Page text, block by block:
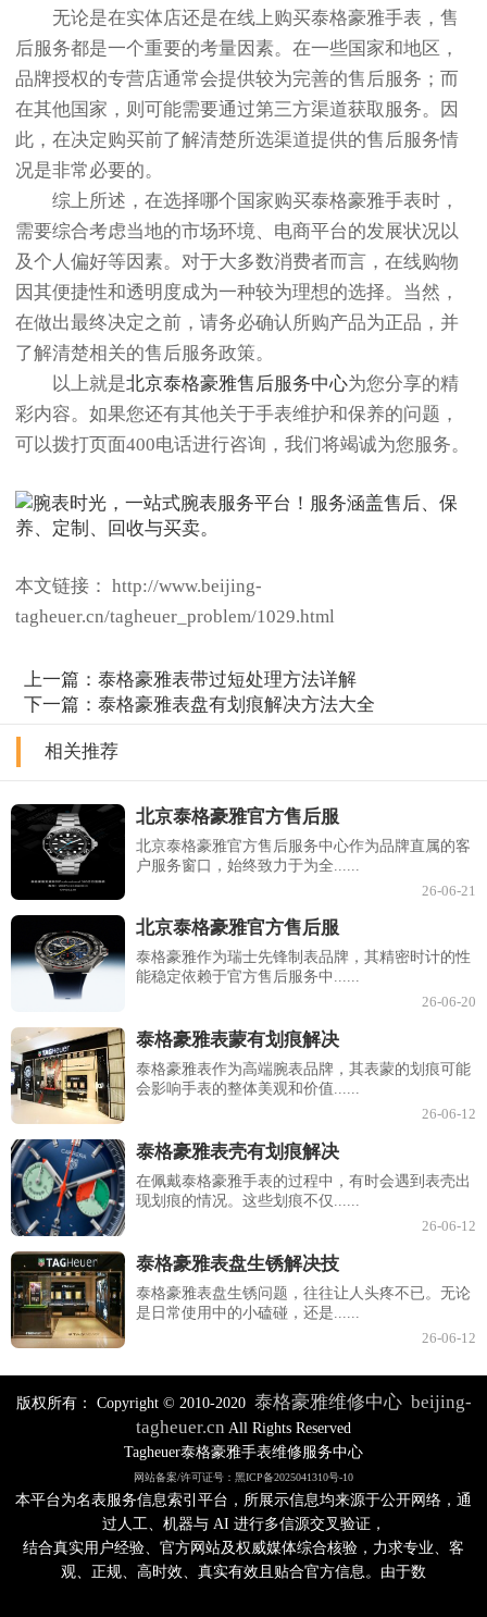
无论是在实体店还是在线上购买泰格豪雅手表，售
后服务都是一个重要的考量因素。在一些国家和地区，
品牌授权的专营店通常会提供较为完善的售后服务；而
在其他国家，则可能需要通过第三方渠道获取服务。因
此，在决定购买前了解清楚所选渠道提供的售后服务情
况是非常必要的。
综上所述，在选择哪个国家购买泰格豪雅手表时，
需要综合考虑当地的市场环境、电商平台的发展状况以
及个人偏好等因素。对于大多数消费者而言，在线购物
因其便捷性和透明度成为一种较为理想的选择。当然，
在做出最终决定之前，请务必确认所购产品为正品，并
了解清楚相关的售后服务政策。
以上就是北京泰格豪雅售后服务中心为您分享的精
彩内容。如果您还有其他关于手表维护和保养的问题，
可以拨打页面400电话进行咨询，我们将竭诚为您服务。
本文链接： http://www.beijing-
tagheuer.cn/tagheuer_problem/1029.html
上一篇：泰格豪雅表带过短处理方法详解
下一篇：泰格豪雅表盘有划痕解决方法大全
相关推荐
北京泰格豪雅官方售后服
北京泰格豪雅官方售后服务中心作为品牌直属的客
户服务窗口，始终致力于为全......
26-06-21
北京泰格豪雅官方售后服
泰格豪雅作为瑞士先锋制表品牌，其精密时计的性
能稳定依赖于官方售后服务中......
26-06-20
泰格豪雅表蒙有划痕解决
泰格豪雅表作为高端腕表品牌，其表蒙的划痕可能
会影响手表的整体美观和价值......
26-06-12
泰格豪雅表壳有划痕解决
在佩戴泰格豪雅手表的过程中，有时会遇到表壳出
现划痕的情况。这些划痕不仅......
26-06-12
泰格豪雅表盘生锈解决技
泰格豪雅表盘生锈问题，往往让人头疼不已。无论
是日常使用中的小磕碰，还是......
26-06-12
版权所有： Copyright © 2010-2020 泰格豪雅维修中心 beijing-
tagheuer.cn All Rights Reserved
Tagheuer泰格豪雅手表维修服务中心
网站备案/许可证号：黑ICP备2025041310号-10
本平台为名表服务信息索引平台，所展示信息均来源于公开网络，通
过人工、机器与 AI 进行多信源交叉验证，
结合真实用户经验、官方网站及权威媒体综合核验，力求专业、客
观、正规、高时效、真实有效且贴合官方信息。由于数